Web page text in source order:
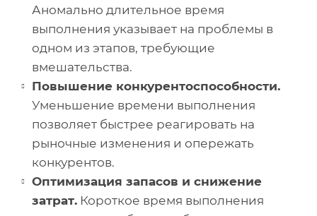
Аномально длительное время
выполнения указывает на проблемы в
одном из этапов, требующие
вмешательства.
Повышение конкурентоспособности.
Уменьшение времени выполнения
позволяет быстрее реагировать на
рыночные изменения и опережать
конкурентов.
Оптимизация запасов и снижение
затрат. Короткое время выполнения